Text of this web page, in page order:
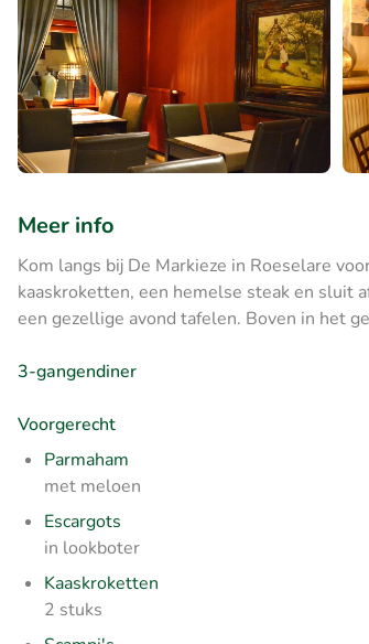
Meer info
Kom langs bij De Markieze in Roeselare
kaaskroketten, een hemelse steak en sluit
een gezellige avond tafelen. Boven in het
3-gangendiner
Voorgerecht
Parmaham
met meloen
Escargots
in lookboter
Kaaskroketten
2 stuks